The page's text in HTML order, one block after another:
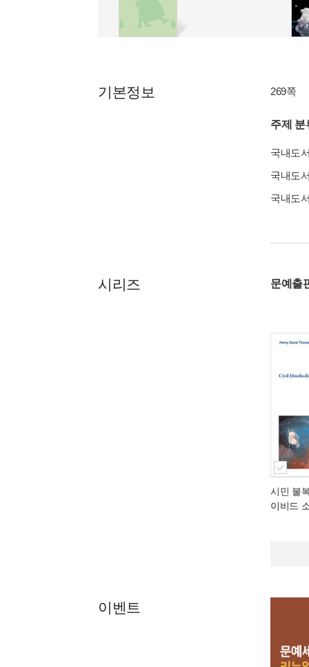
기본정보 269쪽
주제 분
국내도
국내도
국내도
시리즈 문예출
시민 불
이비드
이벤트